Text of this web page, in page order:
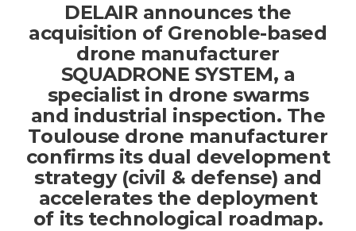
MANUFACTURING & SUPPORT
ABOUT US
NEWS
SUPPORT
DELAIR announces the
acquisition of Grenoble-based
drone manufacturer
SQUADRONE SYSTEM, a
specialist in drone swarms
and industrial inspection. The
Toulouse drone manufacturer
confirms its dual development
strategy (civil & defense) and
accelerates the deployment
of its technological roadmap.